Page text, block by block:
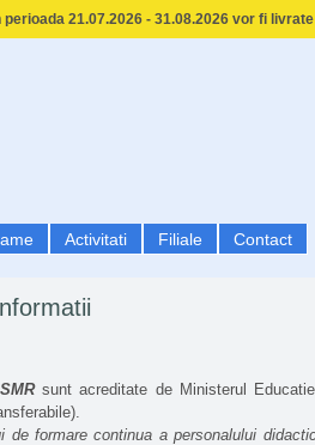
21.07.2026 - 31.08.2026 vor fi
Activitati Filiale Contact
sunt acreditate de Ministerul
de formare continua a personalului